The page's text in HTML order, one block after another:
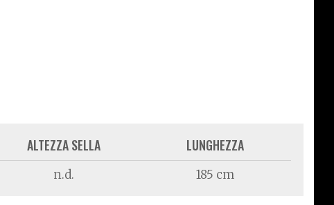
ALTEZZA SELLA
n.d.
LUNGHEZZA
185 cm